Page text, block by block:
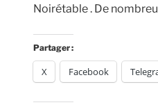
Noirétable . De
Partager :
X Facebook